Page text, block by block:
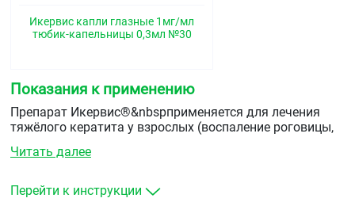
Икервис капли глазные 1мг/мл
тюбик-капельницы 0,3мл №30
Показания к применению
Препарат Икервис®&nbspприменяется для лечения
тяжёлого кератита у взрослых (воспаление роговицы,
назначают пациентам с синдромом сухого глаза, у
заменителями слезы (искусственными слезами).
Читать далее
Перейти к инструкции